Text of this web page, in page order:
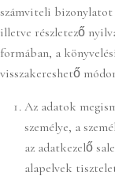
számviteli
illetve részletező
formában, a
visszakereshető
Az adatok
személye, a
az adatkezelő
alapelvek